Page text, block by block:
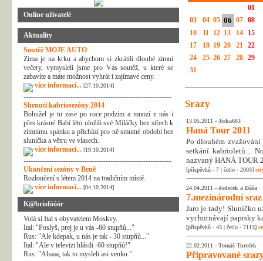
Online uživatelé
Aktuality
Soutěž MOJE AUTO
Zima je na krku a abychom si zkrátili dlouhé zimní
večery, vymysleli jsme pro Vás soutěž, u které se
zabavíte a máte možnost vyhrát i zajímavé ceny.
více informací... [27.10.2014]
---------------------------------------------------------------
Shrnutí kabriosezóny 2014
Bohužel je tu zase po roce podzim a mnozí z nás i
přes krásné Babí léto uložili své Miláčky bez střech k
zimnímu spánku a přichází pro ně smutné období bez
sluníčka a větru ve vlasech.
více informací... [19.10.2014]
---------------------------------------------------------------
Ukončení sezóny v Brně
Rozloučení s létem 2014 na tradičním místě.
více informací... [04.10.2014]
K@briofóóór
Volá si Ital s obyvatelem Moskvy.
Ital: "Poslyš, prej je u vás -60 stupňů..."
Rus: "Ale kdepak, u nás je tak - 30 stupňů..."
Ital: "Ale v televizi hlásili -60 stupňů!"
Rus: "Ahaaa, tak to mysleli asi venku."
01
03
04 05 06 07 08
10
11 12 13 14
15
17
18 19 20 21 22
24
25 26 27 28 29
31
Srazy
13.05.2011 - Jirka663
Haná Tour 2011
Po dlouhém
setkání kabrioletů...
nazvaný HANÁ TOUR
[příspěvků - 7 | četlo - 2003]
24.04.2011 - dedeček a Dáša
7.mezinárodní
Jaro je tady! Sluníčko
vychutnávají paprsky
[příspěvků - 43 | četlo - 2113]
22.02.2011 - Tomáš Tureček
Připravované